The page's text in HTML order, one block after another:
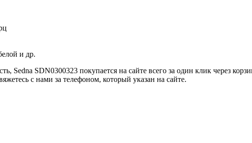
и др.
Sedna SDN0300323 покупается на сайте всего за один клик через
с нами за телефоном, который указан на сайте.